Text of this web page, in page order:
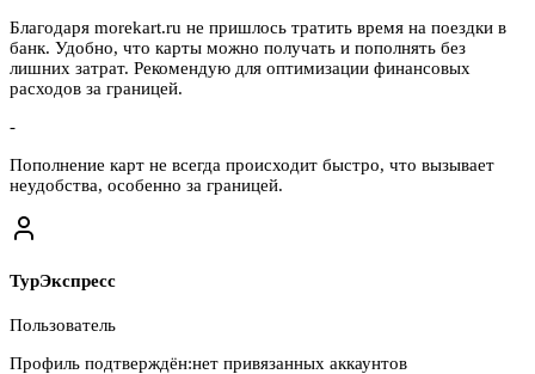
Благодаря morekart.ru не пришлось тратить время на поездки в
банк. Удобно, что карты можно получать и пополнять без
лишних затрат. Рекомендую для оптимизации финансовых
расходов за границей.
-
Пополнение карт не всегда происходит быстро, что вызывает
неудобства, особенно за границей.
ТурЭкспресс
Пользователь
Профиль подтверждён:нет привязанных аккаунтов